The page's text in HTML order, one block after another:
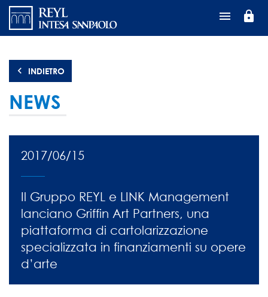
Salta
contenuto
lock
INDIETRO
NEWS
2017/06/15
Il Gruppo REYL e LINK Management
lanciano Griffin Art Partners, una
piattaforma di cartolarizzazione
specializzata in finanziamenti su opere
d’arte